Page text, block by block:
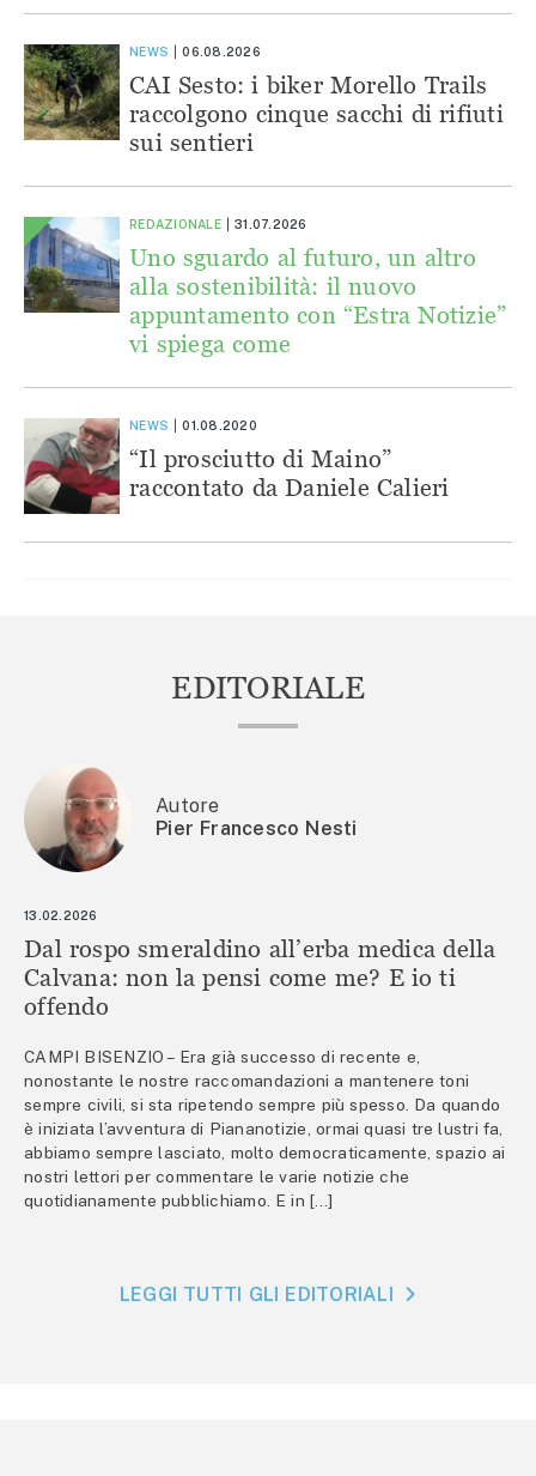
NEWS 06.08.2026
CAI Sesto: i biker Morello Trails
raccolgono cinque sacchi di rifiuti
sui sentieri
REDAZIONALE 31.07.2026
Uno sguardo al futuro, un altro
alla sostenibilità: il nuovo
appuntamento con “Estra Notizie”
vi spiega come
NEWS 01.08.2020
“Il prosciutto di Maino”
raccontato da Daniele Calieri
EDITORIALE
Autore
Pier Francesco Nesti
13.02.2026
Dal rospo smeraldino all’erba medica della
Calvana: non la pensi come me? E io ti
offendo
CAMPI BISENZIO – Era già successo di recente e,
nonostante le nostre raccomandazioni a mantenere toni
sempre civili, si sta ripetendo sempre più spesso. Da quando
è iniziata l’avventura di Piananotizie, ormai quasi tre lustri fa,
abbiamo sempre lasciato, molto democraticamente, spazio ai
nostri lettori per commentare le varie notizie che
quotidianamente pubblichiamo. E in […]
LEGGI TUTTI GLI EDITORIALI